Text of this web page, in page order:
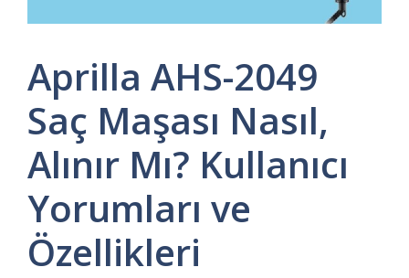
Aprilla AHS-2049
Saç Maşası Nasıl,
Alınır Mı? Kullanıcı
Yorumları ve
Özellikleri